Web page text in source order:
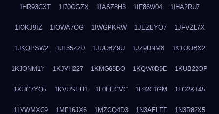
1HR93CXT 1I70CGZX 1IASZ8H3 1IF86W04 1IHA2RU7
1IOKJ9IZ 1IOWA7OG 1IWGPKRW 1JEZBYO7 1JFVZL7X
1JKQPSW2 1JL35ZZ0 1JUOBZ9U 1JZ9UNM8 1K1OOBX2
1KJONM1Y 1KJVH227 1KMG68BO 1KQW0D9E 1KUB22OP
1KUC7YQ5 1KVUSEU1 1L0EECVC 1L92C1GM 1LO2KT45
1LVWMXC9 1MF16JX6 1MZGQ4D3 1N3AELFF 1N3R82X5